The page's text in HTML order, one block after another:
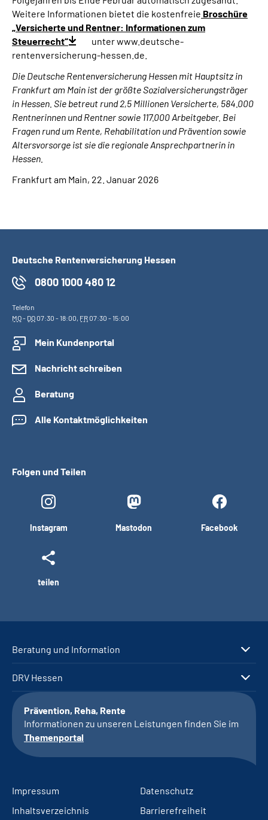
Weitere Informationen bietet die kostenfreie Broschüre
„Versicherte und Rentner: Informationen zum
Steuerrecht“
unter www.deutsche-
rentenversicherung-hessen.de.
Die Deutsche Rentenversicherung Hessen mit Hauptsitz in
Frankfurt am Main ist der größte Sozialversicherungsträger
in Hessen. Sie betreut rund 2,5 Millionen Versicherte, 584.000
Rentnerinnen und Rentner sowie 117.000 Arbeitgeber. Bei
Fragen rund um Rente, Rehabilitation und Prävention sowie
Altersvorsorge ist sie die regionale Ansprechpartnerin in
Hessen.
Frankfurt am Main, 22. Januar 2026
Deutsche Rentenversicherung Hessen
0800 1000 480 12
Telefon
MO- DO07:30 - 18:00, FR07:30 - 15:00
Mein Kundenportal
Nachricht schreiben
Beratung
Alle Kontaktmöglichkeiten
Folgen und Teilen
Instagram Mastodon Facebook
teilen
Beratung und Information
DRV Hessen
Prävention, Reha, Rente
Informationen zu unseren Leistungen finden Sie im
Themenportal
Impressum
Datenschutz
Inhaltsverzeichnis
Barrierefreiheit